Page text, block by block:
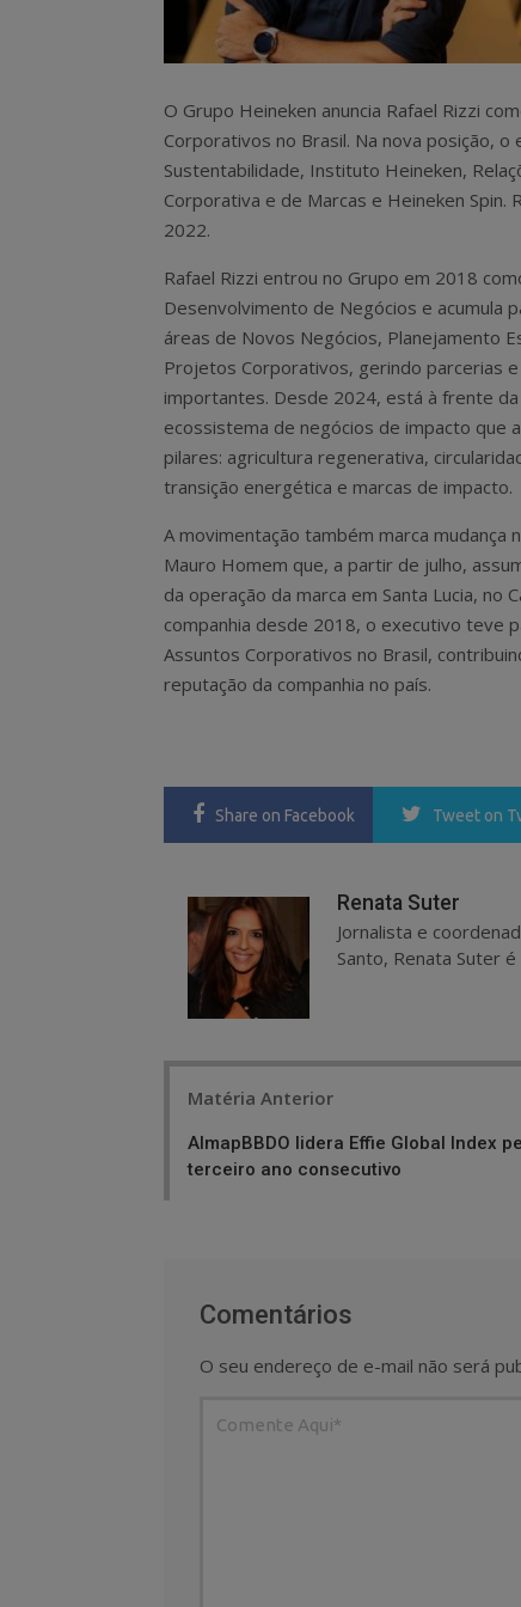
O Grupo Heineken anuncia Rafael Rizzi
Corporativos no Brasil. Na nova posição,
Sustentabilidade, Instituto Heineken,
Corporativa e de Marcas e Heineken Spin.
2022.
Rafael Rizzi entrou no Grupo em 2018
Desenvolvimento de Negócios e acumula
áreas de Novos Negócios, Planejamento
Projetos Corporativos, gerindo parcerias
importantes. Desde 2024, está à frente da
ecossistema de negócios de impacto que
pilares: agricultura regenerativa,
transição energética e marcas de impacto.
A movimentação também marca mudança
Mauro Homem que, a partir de julho,
da operação da marca em Santa Lucia, no
companhia desde 2018, o executivo teve
Assuntos Corporativos no Brasil,
reputação da companhia no país.
Share on Facebook Tweet on
Renata Suter
Jornalista e
Santo, Renata Suter
Matéria Anterior
AlmapBBDO lidera Effie Global Index
terceiro ano consecutivo
Comentários
O seu endereço de e-mail não será